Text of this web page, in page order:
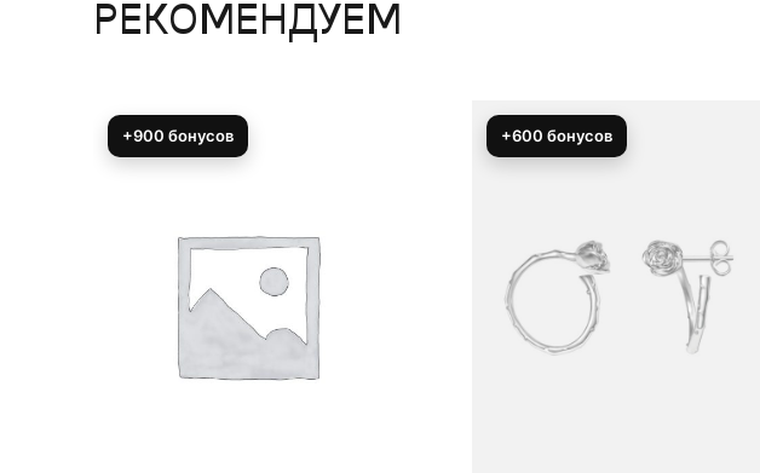
РЕКОМЕНДУЕМ
+600 бонусов +375 бонусов